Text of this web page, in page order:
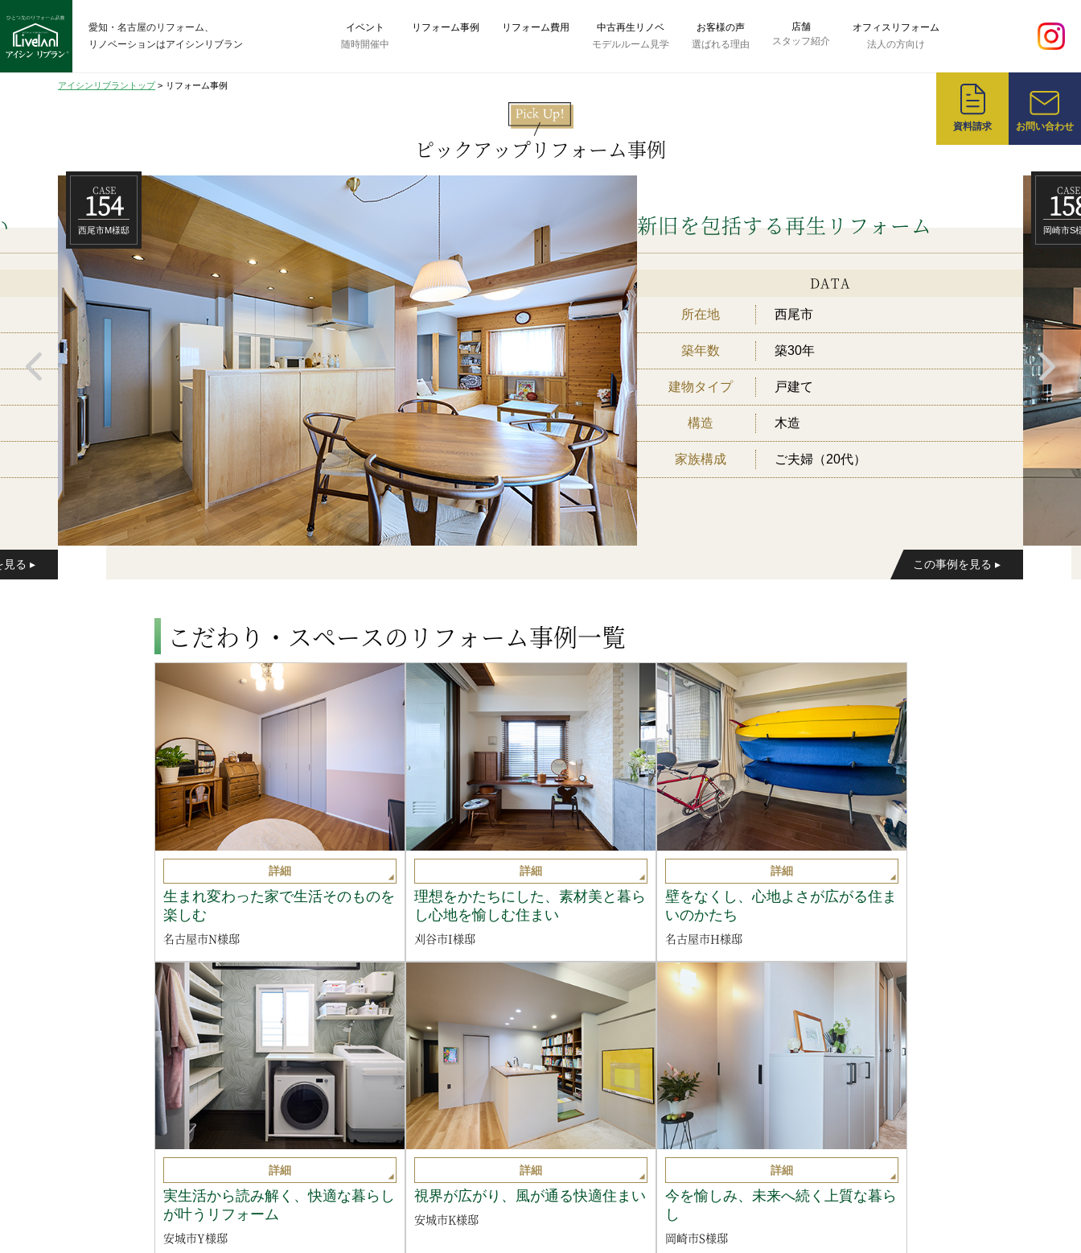
愛知・名古屋のリフォーム、
リノベーションはアイシンリブラン
イベント
随時開催中
リフォーム事例 リフォーム費用
中古再生リノベ
モデルルーム見学
お客様の声
選ばれる理由
店舗
スタッフ紹介
オフィスリフォーム
法人の方向け
資料請求 お問い合わせ
アイシンリブラントップ> リフォーム事例
ピックアップリフォーム事例
CASE
154
西尾市M様邸 新旧を包括する再生リフォーム
DATA
所在地 西尾市
築年数 築30年
建物タイプ 戸建て
構造 木造
家族構成 ご夫婦（20代）
CASE
岡崎市S
こだわり・スペースのリフォーム事例一覧
詳細
生まれ変わった家で生活そのものを
楽しむ
名古屋市N様邸
詳細
理想をかたちにした、素材美と暮ら
し心地を愉しむ住まい
刈谷市I様邸
詳細
壁をなくし、心地よさが広がる住ま
いのかたち
名古屋市H様邸
詳細
実生活から読み解く、快適な暮らし
が叶うリフォーム
安城市Y様邸
詳細
視界が広がり、風が通る快適住まい
安城市K様邸
詳細
今を愉しみ、未来へ続く上質な暮ら
し
岡崎市S様邸